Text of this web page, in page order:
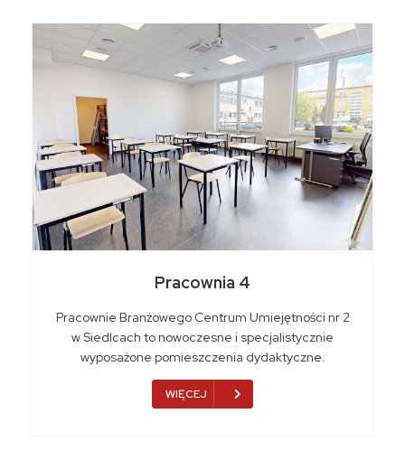
Pracownia 4
Pracownie Branżowego Centrum Umiejętności nr 2
w Siedlcach to nowoczesne i specjalistycznie
wyposażone pomieszczenia dydaktyczne.
WIĘCEJ